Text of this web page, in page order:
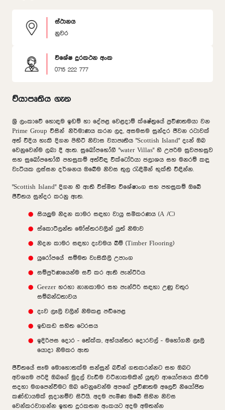
ස්ථානය
නුවර
විශේෂ දුරකථන අංක
0715 222 777
ව්යාපෘතිය ගැන
ශ්‍රී ලංකාවේ හොඳම ඉඩම් හා දේපළ වෙළදාම් ක්ෂේත්‍රයේ ප්‍රවීණතමයා වන
Prime Group විසින් නිර්මාණය කරන ලද, අසමසම සුන්දර ජීවන රටාවක්
අත් විදිය හැකි දිගන පිහිටි නිවාස ව්‍යාපෘතිය "Scottish Island" දැන් ඔබ
වෙනුවෙන්ම ලබා දී ඇත. සුඛෝපභෝගී "water Villas" හි උපරිම සුවපහසුව
සහ සුඛෝපභෝගී පහසුකම් අත්විඳ වික්ටෝරියා ජලාශය සහ මනරම් කඳු
වැටියක ලස්සන දර්ශනය ඔබේම නිවස තුල රැඳිමින් භුක්ති විඳින්න.
"Scottish Island" දිගන හි ඇති විස්මිත විශේෂාංග සහ පහසුකම් ඔබේ
ජීවිතය සුන්දර කරනු ඇත.
සියලුම නිදන කාමර සඳහා වායු සමීකරණය (A /C)
ස්කොට්ලන්ත මෝස්තරවලින් යුත් නිමාව
නිදන කාමර සඳහා දැවමය බිම් (Timber Flooring)
යුරෝපයේ සම්මත වැසිකිලි උපාංග
සම්පුර්ණයෙන්ම සවි කර ඇති පැන්ට්රිය
Geezer හරහා නානකාමර සහ පැන්ට්රි සඳහා උණු වතුර
සම්බන්ධතාවය
දැව ලෑලි වලින් නිමකළ පඩිපෙළ
ඉඩකඩ සහිත ටෙරසය
ඉදිරිපස දොර - තේක්ක, අභ්යන්තර දොරවල් - මහෝගනී ලෑලි
යොදා නිමකර ඇත
ජීවිතයේ සෑම මොහොතක්ම සන්සුන් බවින් ගතකරන්නට සහ ඔබට
අවශ්‍යම පරිදි ඔබගේ මුදල් වැඩිම වටිනාකමකින් යුතුව ආයෝජනය කිරීම
සදහා මගපෙන්වීමට ඔබ වෙනුවෙන්ම අපගේ ප්‍රවීණතම අලෙවි නියෝජිත
කණ්ඩායමක් සූදානම්ව සිටියි. අදම පැමිණ ඔබේ සිහින නිවස
වෙන්කරවාගන්න ඉහත දුරකතන අංකයට අදම අමතන්න